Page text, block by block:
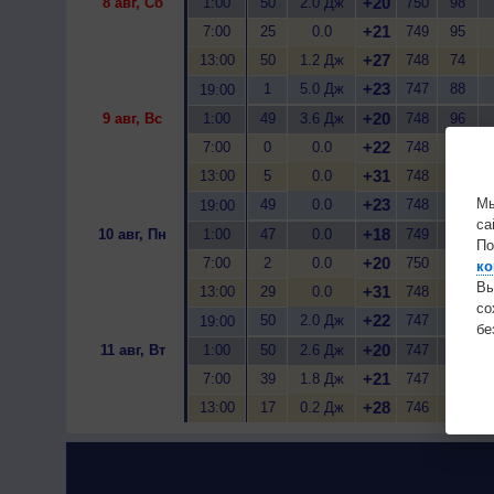
7:00
25 0.0 +21 749 95
13:00
50 1.2 Дж +27 748 74
19:00
1 5.0 Дж +23 747 88
9 авг, Вс
1:00 49 3.6 Дж +20 748 96
7:00
0 0.0 +22 748
13:00
5 0.0 +31 748
19:00
49 0.0 +23 748
10 авг, Пн
1:00 47 0.0 +18 749
7:00
2 0.0 +20 750
13:00
29 0.0 +31 748
19:00
50 2.0 Дж +22 747
11 авг, Вт
1:00 50 2.6 Дж +20 747
7:00
39 1.8 Дж +21 747
13:00
17 0.2 Дж +28 746